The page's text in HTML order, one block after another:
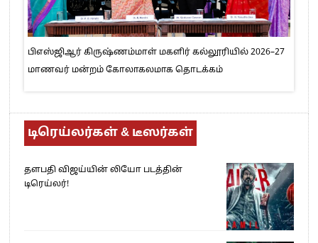
பிஎஸ்ஜிஆர் கிருஷ்ணம்மாள் மகளிர் கல்லூரியில் 2026–27
மாணவர் மன்றம் கோலாகலமாக தொடக்கம்
டிரெய்லர்கள் & டீஸர்கள்
தளபதி விஜய்யின் லியோ படத்தின்
டிரெய்லர்!